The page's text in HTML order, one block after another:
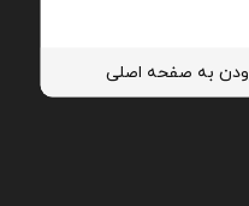
به صفحه اصلی